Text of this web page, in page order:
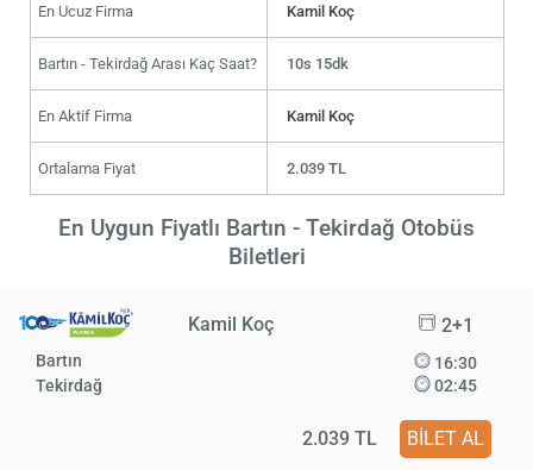
En Ucuz Firma Kamil Koç
Bartın - Tekirdağ Arası Kaç Saat? 10s 15dk
En Aktif Firma Kamil Koç
Ortalama Fiyat 2.039 TL
En Uygun Fiyatlı Bartın - Tekirdağ Otobüs
Biletleri
Kamil Koç 2+1
Bartın
Tekirdağ
16:30
02:45
2.039 TL BİLET AL